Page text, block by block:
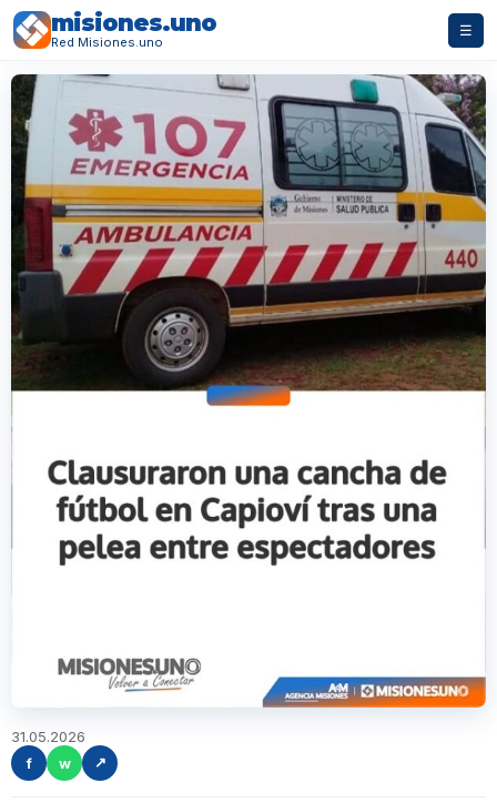
misiones.uno
Red Misiones.uno
☰
31.05.2026
f
w ↗